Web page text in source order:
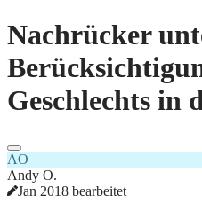
Nachrücker
Geschlechts in
AO
Andy O.
Jan 2018 bearbeitet